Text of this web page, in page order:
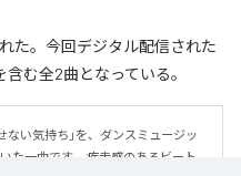
た。今回デジタル配信された
含む全2曲となっている。
ない気持ち」を、ダンスミュージッ
た一曲です。 疾走感のあるビート